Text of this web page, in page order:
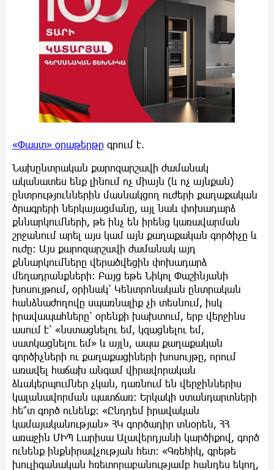
«Փաստ» օրաթերթը գրում է.
Նախընտրական քարոզարշավի ժամանակ
ականատես ենք լինում ոչ միայն (և ոչ այնքան)
ընտրություններին մասնակցող ուժերի քաղաքական
ծրագրերի ներկայացմանը, այլ նաև փոխադարձ
քննարկումների, թե ինչ են իրենց կառավարման
շրջանում արել այս կամ այն քաղաքական գործիչը և
ուժը։ Այս քարոզարշավի ժամանակ այդ
քննարկումները վերածվեցին փոխադարձ
մեղադրանքների։ Բայց եթե Նիկոլ Փաշինյանի
խոսույթում, օրինակ՝ Կենտրոնական ընտրական
հանձնաժողովը սպառնալիք չի տեսնում, իսկ
իրավապահները՝ օրենքի խախտում, երբ վերջինս
ասում է՝ «նստացնելու եմ, կզացնելու եմ,
սատկացնելու եմ» և այլն, ապա քաղաքական
գործիչների ու քաղաքացիների խոսույթը, որում
առավել հաճախ անգամ վիրավորական
ձևակերպումներ չկան, դառնում են վերջիններիս
կալանավորման պատճառ։ Երկակի ստանդարտների
հե՞տ գործ ունենք։ «Ընդդեմ իրավական
կամայականության» ՀԿ գործադիր տնօրեն, ՀՀ
առաջին ՄԻՊ Լարիսա Ալավերդյանի կարծիքով, գործ
ունենք ինքնիրավչության հետ։ «Գռեհիկ, գրեթե
խուլիգանական հռետորաբանությամբ հանդես եկող,